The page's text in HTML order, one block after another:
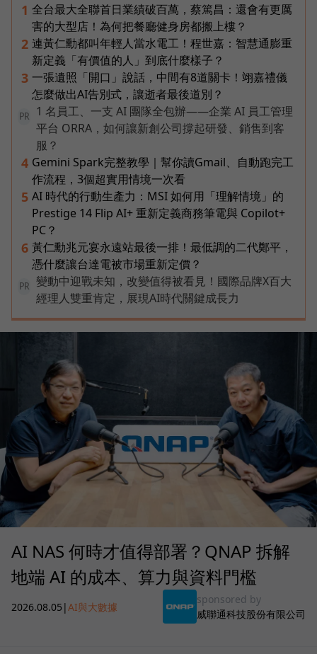
1 全台最大全聯首日業績破百萬，蔡篤昌：還會有更厲
害的大型店！為何把餐廳健身房都搬上樓？
2 連黃仁勳都叫年輕人當水電工！程世嘉：智慧通膨重
新定義「有價值的人」到底什麼樣子？
3 一張遺照「開口」說話，中間有8道關卡！翊嘉禮儀
怎麼做出AI告別式，讓逝者最後道別？
PR
1 名員工、一支 AI 團隊全包辦——企業 AI 員工管理
平台 ORRA，如何讓新創公司撐起研發、銷售到客
服？
4 Gemini Spark完整教學｜幫你讀Gmail、自動跑完工
作流程，3個超實用情境一次看
5 AI 時代的行動生產力：MSI 如何用「理解情境」的
Prestige 14 Flip AI+ 重新定義商務筆電與 Copilot+
PC？
6 黃仁勳兆元宴永遠站最後一排！最低調的二代鄭平，
憑什麼讓台達電被市場重新定價？
PR
變動中迎戰未知，改變值得被看見！國際品牌X百大
經理人雙重肯定，展現AI時代關鍵成長力
AI NAS 何時才值得部署？QNAP 拆解
地端 AI 的成本、算力與資料門檻
2026.08.05 |AI與大數據
sponsored by
威聯通科技股份有限公司